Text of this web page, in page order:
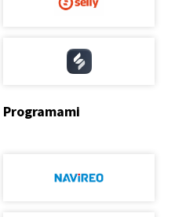
Programami